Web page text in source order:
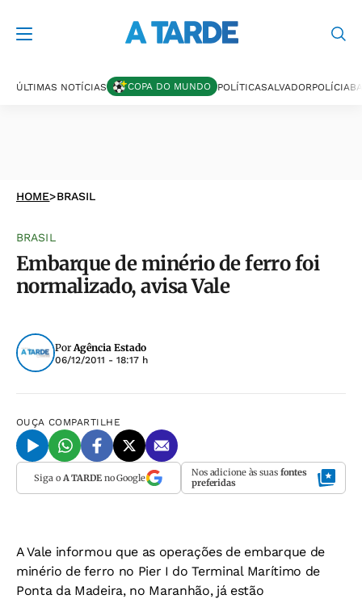
ÚLTIMAS NOTÍCIAS COPA DO MUNDO POLÍTICASALVADORPOLÍCIA
HOME>BRASIL
BRASIL
Embarque de minério de ferro foi
normalizado, avisa Vale
PorAgência Estado
06/12/2011 - 18:17 h
OUÇA COMPARTILHE
Siga o A TARDEno Google Nos adicione às suas fontes
preferidas
A Vale informou que as operações de embarque de
minério de ferro no Pier I do Terminal Marítimo de
Ponta da Madeira, no Maranhão, já estão